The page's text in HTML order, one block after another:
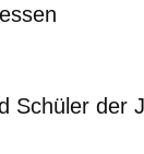
Schüler der